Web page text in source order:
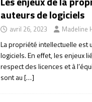
auteurs de logiciels
avril 26, 2023 Madeline
La propriété intellectuelle est
logiciels. En effet, les enjeux
respect des licences et à
sont au[…]